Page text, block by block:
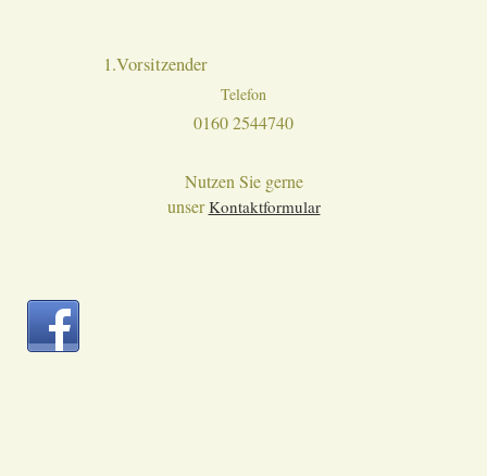
1.Vorsitzender
Telefon
0160 2544740
Nutzen Sie gerne
unser Kontaktformular